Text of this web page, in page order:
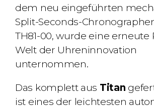
dem neu eingeführten
Split-Seconds-
TH81-00, wurde eine erneute
Welt der Uhreninnovation
unternommen.
Das komplett aus Titan
ist eines der leichtesten